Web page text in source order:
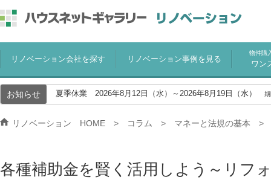
リノベーション会社を探す リノベーション事例を見る
物件購
ワン
お知らせ 夏季休業 2026年8月12日（水）～2026年8月19日（水）
リノベーション HOME コラム マネーと法規の基本
各種補助金を賢く活用しよう～リフ